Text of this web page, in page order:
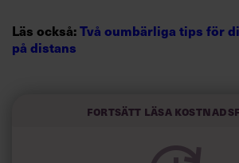
Läs också:Två oumbärliga tips för
på distans
på lägre nivå i gruppen som kommer
för att hålla sig flytande:
Fortsätt läsa